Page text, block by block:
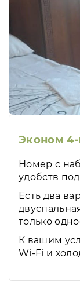
Эконом
Номер с
удобств
Есть два
только
К вашим
Wi-Fi и